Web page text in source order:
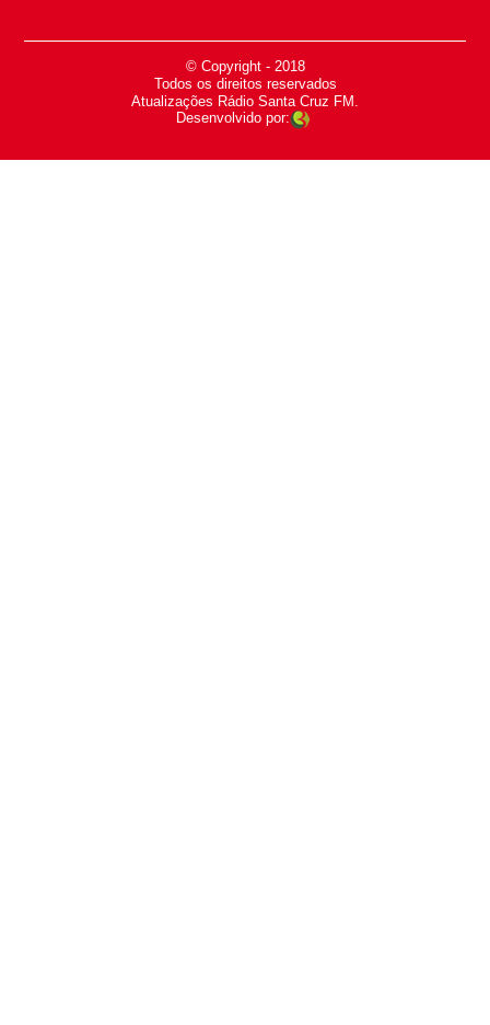
© Copyright - 2018
-
Todos os direitos reservados
-
Atualizações Rádio Santa Cruz FM.
Desenvolvido por: